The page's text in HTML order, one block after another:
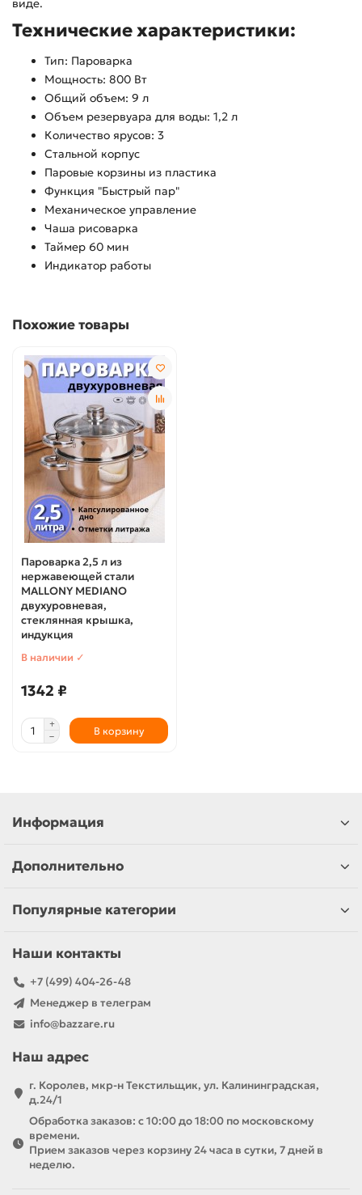
виде.
Технические характеристики:
Тип: Пароварка
Мощность: 800 Вт
Общий объем: 9 л
Объем резервуара для воды: 1,2 л
Количество ярусов: 3
Стальной корпус
Паровые корзины из пластика
Функция "Быстрый пар"
Механическое управление
Чаша рисоварка
Таймер 60 мин
Индикатор работы
Похожие товары
Пароварка 2,5 л из
нержавеющей стали
MALLONY MEDIANO
двухуровневая,
стеклянная крышка,
индукция
В наличии ✓
1342 ₽
В корзину
Информация
Дополнительно
Популярные категории
Наши контакты
+7 (499) 404-26-48
Менеджер в телеграм
info@bazzare.ru
Наш адрес
г. Королев, мкр-н Текстильщик, ул. Калининградская,
д.24/1
Обработка заказов: с 10:00 до 18:00 по московскому
времени.
Прием заказов через корзину 24 часа в сутки, 7 дней в
неделю.